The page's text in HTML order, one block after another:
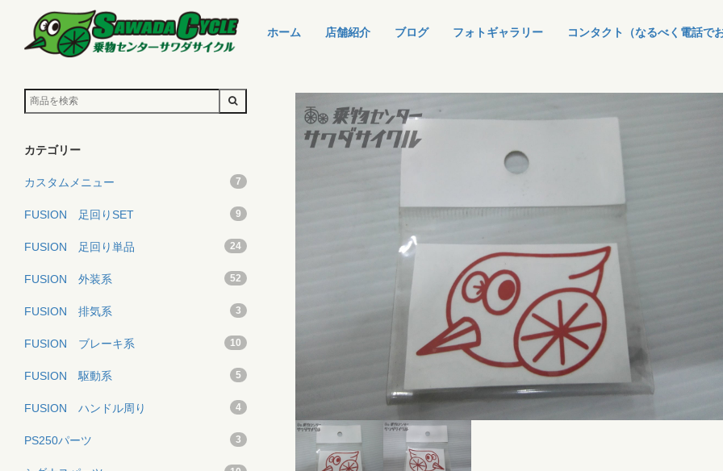
ホーム 店舗紹介 ブログ フォトギャラリー コンタクト（なるべく電話で
カテゴリー
カスタムメニュー 7
FUSION 足回りSET 9
FUSION 足回り単品 24
FUSION 外装系 52
FUSION 排気系 3
FUSION ブレーキ系 10
FUSION 駆動系 5
FUSION ハンドル周り 4
PS250パーツ 3